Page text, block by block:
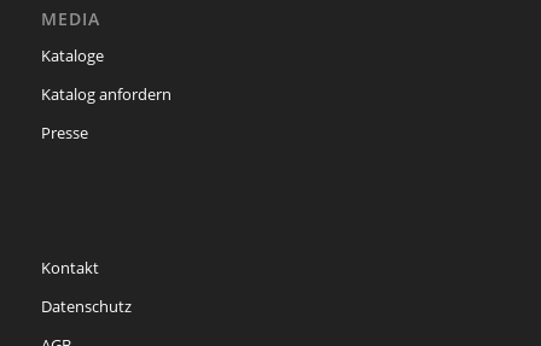
MEDIA
Kataloge
Katalog anfordern
Presse
Kontakt
Datenschutz